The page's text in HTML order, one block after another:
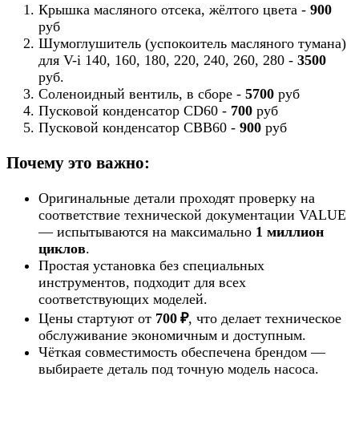
Крышка масляного отсека, жёлтого цвета - 900
руб
Шумоглушитель (успокоитель масляного тумана)
для V-i 140, 160, 180, 220, 240, 260, 280 - 3500
руб.
Соленоидный вентиль, в сборе - 5700 руб
Пусковой конденсатор CD60 - 700 руб
Пусковой конденсатор CBB60 - 900 руб
Почему это важно:
Оригинальные детали проходят проверку на
соответствие технической документации VALUE
— испытываются на максимально 1 миллион
циклов.
Простая установка без специальных
инструментов, подходит для всех
соответствующих моделей.
Цены стартуют от 700 ₽, что делает техническое
обслуживание экономичным и доступным.
Чёткая совместимость обеспечена брендом —
выбираете деталь под точную модель насоса.